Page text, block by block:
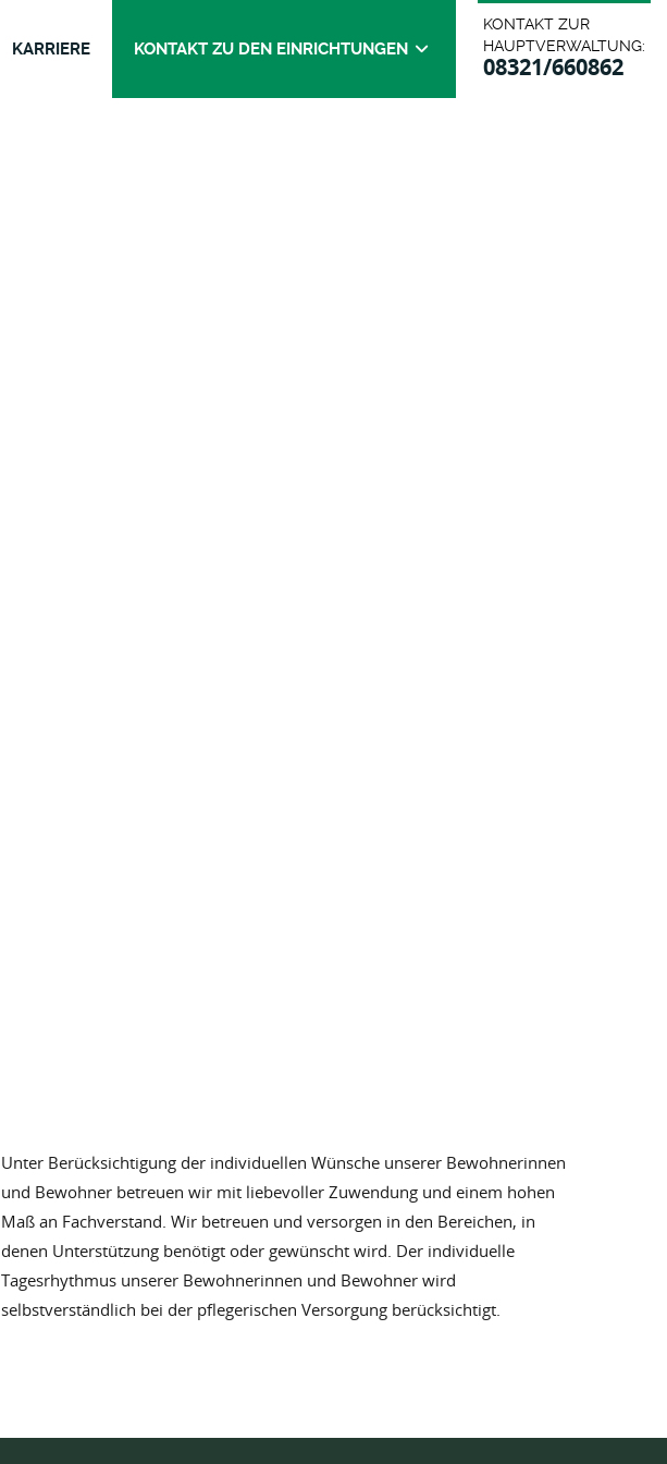
KARRIERE KONTAKT ZU DEN EINRICHTUNGEN
KONTAKT ZUR
HAUPTVERWALTUNG:
08321/660862
Unter Berücksichtigung der individuellen Wünsche unserer Bewohnerinnen
und Bewohner betreuen wir mit liebevoller Zuwendung und einem hohen
Maß an Fachverstand. Wir betreuen und versorgen in den Bereichen, in
denen Unterstützung benötigt oder gewünscht wird. Der individuelle
Tagesrhythmus unserer Bewohnerinnen und Bewohner wird
selbstverständlich bei der pflegerischen Versorgung berücksichtigt.